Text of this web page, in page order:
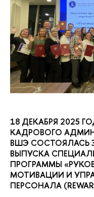
18 ДЕКАБРЯ 2025
КАДРОВОГО
ВШЭ СОСТОЯЛАСЬ
ВЫПУСКА
ПРОГРАММЫ
МОТИВАЦИИ И
ПЕРСОНАЛА